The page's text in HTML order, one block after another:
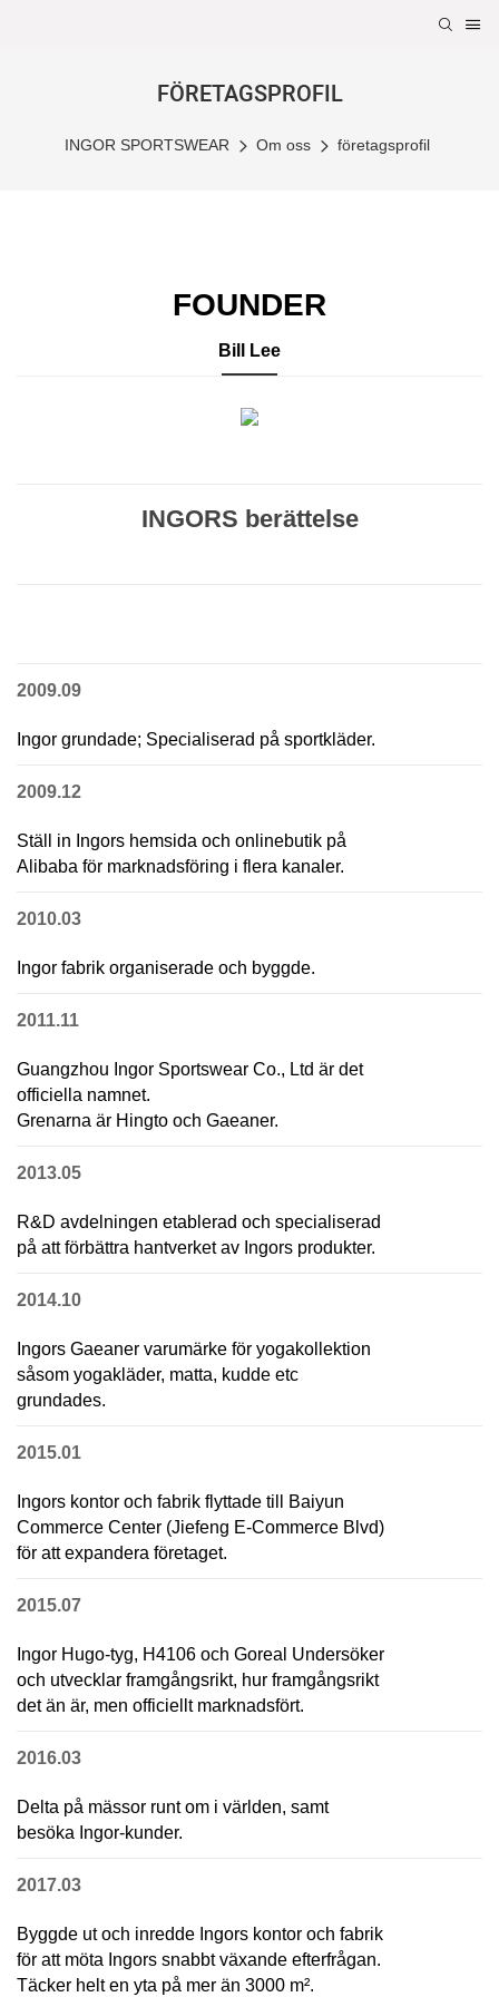
FÖRETAGSPROFIL
INGOR SPORTSWEAR Om oss företagsprofil
FOUNDER
Bill Lee
INGORS berättelse
2009.09
Ingor grundade; Specialiserad på sportkläder.
2009.12
Ställ in Ingors hemsida och onlinebutik på
Alibaba för marknadsföring i flera kanaler.
2010.03
Ingor fabrik organiserade och byggde.
2011.11
Guangzhou Ingor Sportswear Co., Ltd är det
officiella namnet.
Grenarna är Hingto och Gaeaner.
2013.05
R&D avdelningen etablerad och specialiserad
på att förbättra hantverket av Ingors produkter.
2014.10
Ingors Gaeaner varumärke för yogakollektion
såsom yogakläder, matta, kudde etc
grundades.
2015.01
Ingors kontor och fabrik flyttade till Baiyun
Commerce Center (Jiefeng E-Commerce Blvd)
för att expandera företaget.
2015.07
Ingor Hugo-tyg, H4106 och Goreal Undersöker
och utvecklar framgångsrikt, hur framgångsrikt
det än är, men officiellt marknadsfört.
2016.03
Delta på mässor runt om i världen, samt
besöka Ingor-kunder.
2017.03
Byggde ut och inredde Ingors kontor och fabrik
för att möta Ingors snabbt växande efterfrågan.
Täcker helt en yta på mer än 3000 m².